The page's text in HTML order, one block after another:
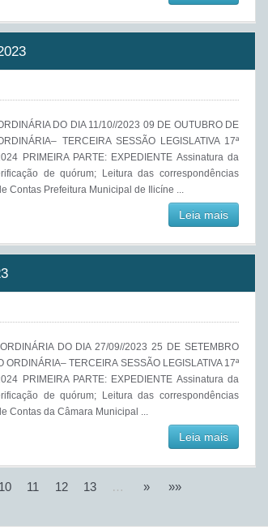
DO DIA 11/10//2023 09 DE OUTUBRO DE
TERCEIRA SESSÃO LEGISLATIVA 17ª
PRIMEIRA PARTE: EXPEDIENTE Assinatura da
de quórum; Leitura das correspondências
Contas Prefeitura Municipal de Ilicíne ...
Leia mais
DO DIA 27/09//2023 25 DE SETEMBRO
ORDINÁRIA– TERCEIRA SESSÃO LEGISLATIVA 17ª
PRIMEIRA PARTE: EXPEDIENTE Assinatura da
de quórum; Leitura das correspondências
Contas da Câmara Municipal ...
Leia mais
10 11 12 13 … » »»